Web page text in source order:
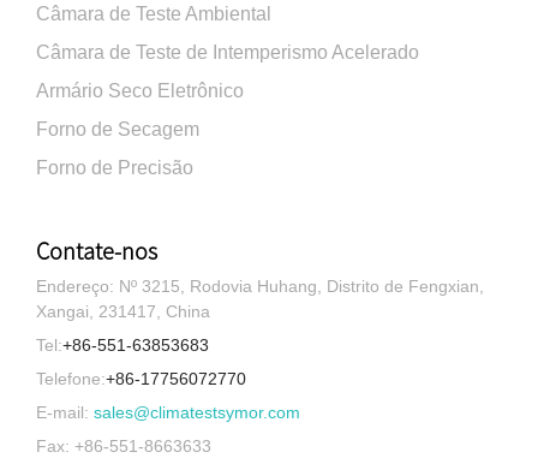
Câmara de Teste Ambiental
Câmara de Teste de Intemperismo Acelerado
Armário Seco Eletrônico
Forno de Secagem
Forno de Precisão
Contate-nos
Endereço: Nº 3215, Rodovia Huhang, Distrito de Fengxian,
Xangai, 231417, China
Tel:+86-551-63853683
Telefone:+86-17756072770
E-mail: sales@climatestsymor.com
Fax: +86-551-8663633